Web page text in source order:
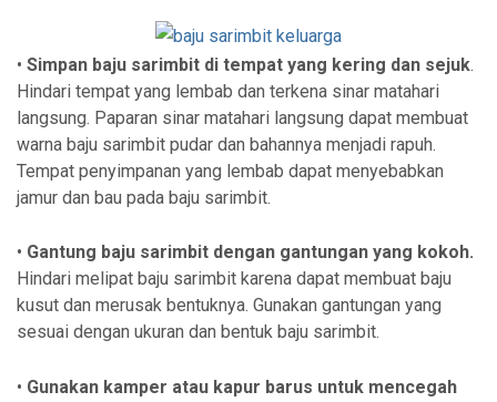
• Simpan baju sarimbit di tempat yang kering dan sejuk.
Hindari tempat yang lembab dan terkena sinar matahari
langsung. Paparan sinar matahari langsung dapat membuat
warna baju sarimbit pudar dan bahannya menjadi rapuh.
Tempat penyimpanan yang lembab dapat menyebabkan
jamur dan bau pada baju sarimbit.
• Gantung baju sarimbit dengan gantungan yang kokoh.
Hindari melipat baju sarimbit karena dapat membuat baju
kusut dan merusak bentuknya. Gunakan gantungan yang
sesuai dengan ukuran dan bentuk baju sarimbit.
• Gunakan kamper atau kapur barus untuk mencegah